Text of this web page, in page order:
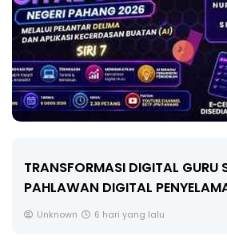
MAJLIS ANUGERAH FFK
PENDIDIKAN - FLeP) 2026
Unknown 7 hari yang lalu